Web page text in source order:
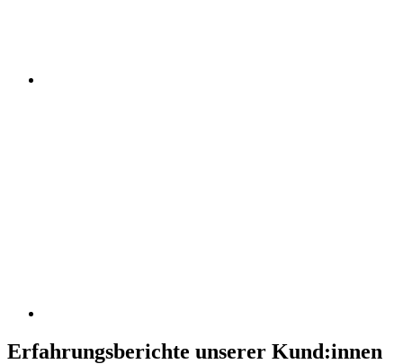
Erfahrungsberichte unserer Kund:innen